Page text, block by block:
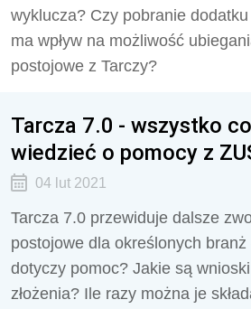
wyklucza? Czy pobranie
ma wpływ na możliwość
postojowe z Tarczy?
Tarcza 7.0 - wszystko
wiedzieć o pomocy z
04 lut 2021
Tarcza 7.0 przewiduje dalsze
postojowe dla określonych
dotyczy pomoc? Jakie są
złożenia? Ile razy można je